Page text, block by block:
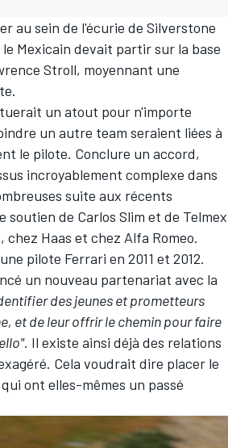
au sein de l'écurie de Silverstone
Mexicain devait partir sur la base
Stroll, moyennant une
un atout pour n'importe
un autre team seraient liées à
le pilote. Conclure un accord,
incroyablement complexe dans
suite aux récents
de Carlos Slim et de Telmex
chez Haas et chez Alfa Romeo.
pilote Ferrari en 2011 et 2012.
un nouveau partenariat avec la
des jeunes et prometteurs
et de leur offrir le chemin pour faire
. Il existe ainsi déjà des relations
Cela voudrait dire placer le
ont elles-mêmes un passé